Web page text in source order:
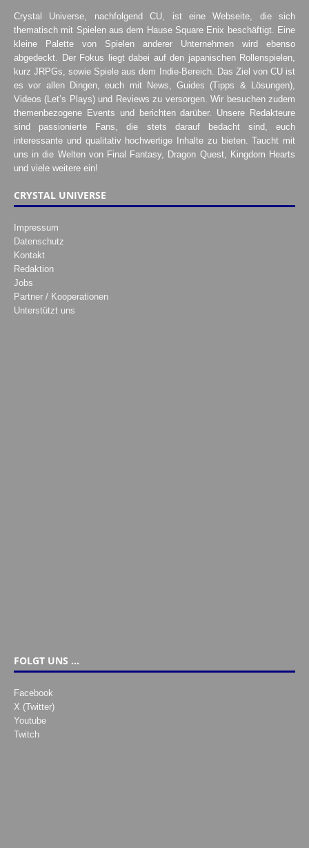
Crystal Universe, nachfolgend CU, ist eine Webseite, die sich
thematisch mit Spielen aus dem Hause Square Enix beschäftigt. Eine
kleine Palette von Spielen anderer Unternehmen wird ebenso
abgedeckt. Der Fokus liegt dabei auf den japanischen Rollenspielen,
kurz JRPGs, sowie Spiele aus dem Indie-Bereich. Das Ziel von CU ist
es vor allen Dingen, euch mit News, Guides (Tipps & Lösungen),
Videos (Let’s Plays) und Reviews zu versorgen. Wir besuchen zudem
themenbezogene Events und berichten darüber. Unsere Redakteure
sind passionierte Fans, die stets darauf bedacht sind, euch
interessante und qualitativ hochwertige Inhalte zu bieten. Taucht mit
uns in die Welten von Final Fantasy, Dragon Quest, Kingdom Hearts
und viele weitere ein!
CRYSTAL UNIVERSE
Impressum
Datenschutz
Kontakt
Redaktion
Jobs
Partner / Kooperationen
Unterstützt uns
FOLGT UNS …
Facebook
X (Twitter)
Youtube
Twitch